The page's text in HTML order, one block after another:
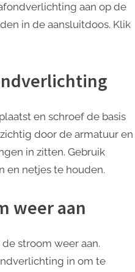
aan op de
in de aansluitdoos. Klik
en schroef de basis
door de armatuur en
in zitten. Gebruik
en netjes te houden.
weer aan
stroom weer aan.
in om te